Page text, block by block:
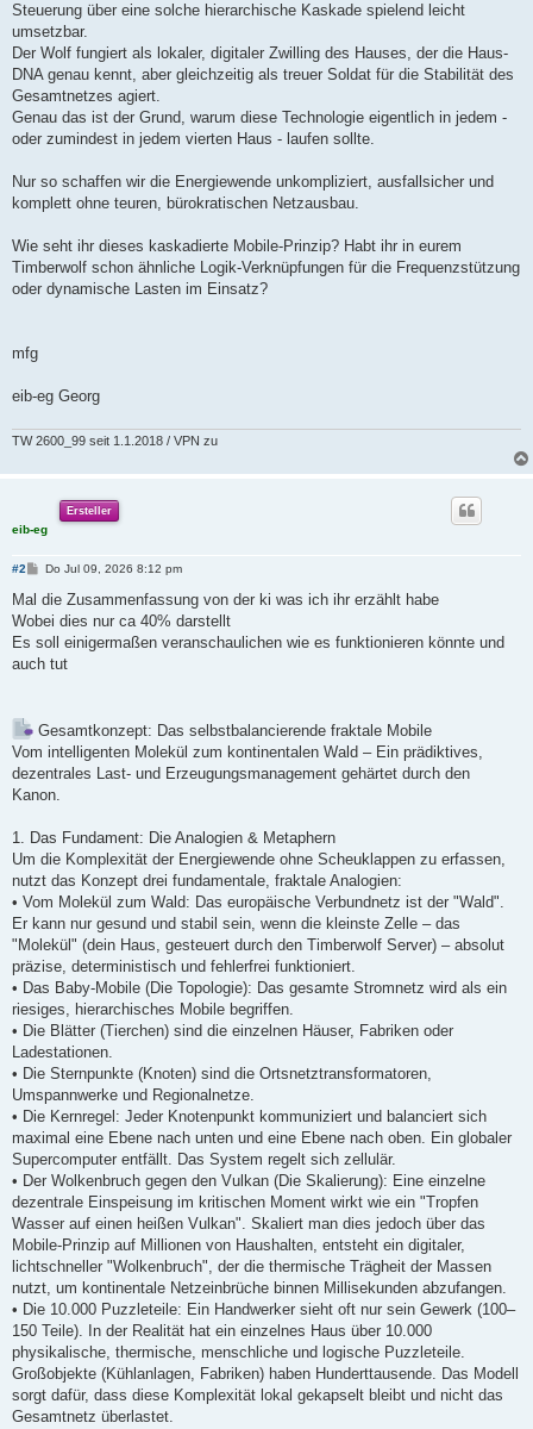
Steuerung über eine solche hierarchische Kaskade spielend leicht
umsetzbar.
Der Wolf fungiert als lokaler, digitaler Zwilling des Hauses, der die Haus-
DNA genau kennt, aber gleichzeitig als treuer Soldat für die Stabilität des
Gesamtnetzes agiert.
Genau das ist der Grund, warum diese Technologie eigentlich in jedem -
oder zumindest in jedem vierten Haus - laufen sollte.
Nur so schaffen wir die Energiewende unkompliziert, ausfallsicher und
komplett ohne teuren, bürokratischen Netzausbau.
Wie seht ihr dieses kaskadierte Mobile-Prinzip? Habt ihr in eurem
Timberwolf schon ähnliche Logik-Verknüpfungen für die Frequenzstützung
oder dynamische Lasten im Einsatz?
mfg
eib-eg Georg
TW 2600_99 seit 1.1.2018 / VPN zu
Ersteller
eib-eg
#2
B
r
a
Do Jul 09, 2026 8:12 pm
Mal die Zusammenfassung von der ki was ich ihr erzählt habe
Wobei dies nur ca 40% darstellt
Es soll einigermaßen veranschaulichen wie es funktionieren könnte und
auch tut
Gesamtkonzept: Das selbstbalancierende fraktale Mobile
Vom intelligenten Molekül zum kontinentalen Wald – Ein prädiktives,
dezentrales Last- und Erzeugungsmanagement gehärtet durch den
Kanon.
1. Das Fundament: Die Analogien & Metaphern
Um die Komplexität der Energiewende ohne Scheuklappen zu erfassen,
nutzt das Konzept drei fundamentale, fraktale Analogien:
• Vom Molekül zum Wald: Das europäische Verbundnetz ist der "Wald".
Er kann nur gesund und stabil sein, wenn die kleinste Zelle – das
"Molekül" (dein Haus, gesteuert durch den Timberwolf Server) – absolut
präzise, deterministisch und fehlerfrei funktioniert.
• Das Baby-Mobile (Die Topologie): Das gesamte Stromnetz wird als ein
riesiges, hierarchisches Mobile begriffen.
• Die Blätter (Tierchen) sind die einzelnen Häuser, Fabriken oder
Ladestationen.
• Die Sternpunkte (Knoten) sind die Ortsnetztransformatoren,
Umspannwerke und Regionalnetze.
• Die Kernregel: Jeder Knotenpunkt kommuniziert und balanciert sich
maximal eine Ebene nach unten und eine Ebene nach oben. Ein globaler
Supercomputer entfällt. Das System regelt sich zellulär.
• Der Wolkenbruch gegen den Vulkan (Die Skalierung): Eine einzelne
dezentrale Einspeisung im kritischen Moment wirkt wie ein "Tropfen
Wasser auf einen heißen Vulkan". Skaliert man dies jedoch über das
Mobile-Prinzip auf Millionen von Haushalten, entsteht ein digitaler,
lichtschneller "Wolkenbruch", der die thermische Trägheit der Massen
nutzt, um kontinentale Netzeinbrüche binnen Millisekunden abzufangen.
• Die 10.000 Puzzleteile: Ein Handwerker sieht oft nur sein Gewerk (100–
150 Teile). In der Realität hat ein einzelnes Haus über 10.000
physikalische, thermische, menschliche und logische Puzzleteile.
Großobjekte (Kühlanlagen, Fabriken) haben Hunderttausende. Das Modell
sorgt dafür, dass diese Komplexität lokal gekapselt bleibt und nicht das
Gesamtnetz überlastet.